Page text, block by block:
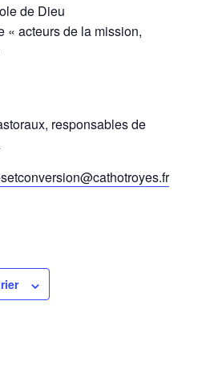
de Dieu
« acteurs de la mission,
responsables de